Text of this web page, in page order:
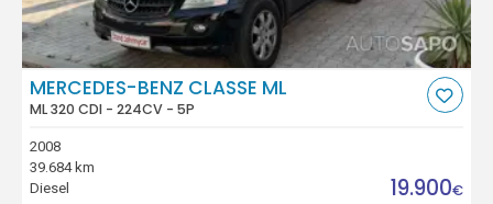
MERCEDES-BENZ CLASSE ML
ML 320 CDI - 224CV - 5P
2008
39.684 km
Diesel
19.900€